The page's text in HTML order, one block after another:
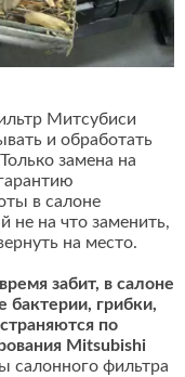
Митсубиси
и обработать
замена на
в салоне
не на что заменить,
на место.
забит, в салоне
бактерии, грибки,
по
Mitsubishi
салонного фильтра